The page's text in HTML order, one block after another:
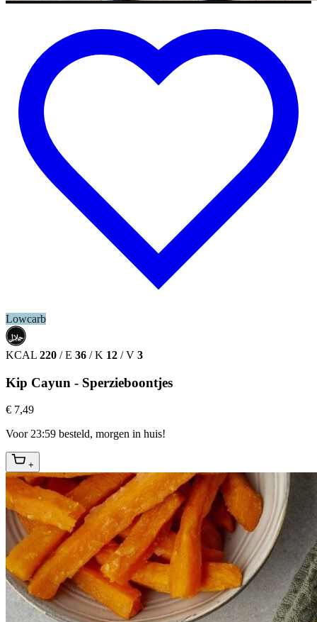
Lowcarb
حلال
HALAL
KCAL 220 / E 36 / K 12 / V 3
Kip Cayun - Sperzieboontjes
€ 7,49
Voor 23:59 besteld, morgen in huis!
+